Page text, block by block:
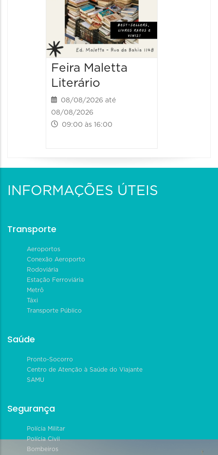
Feira Maletta
Literário
08/08/2026 até
08/08/2026
09:00 às 16:00
INFORMAÇÕES ÚTEIS
Transporte
Aeroportos
Conexão Aeroporto
Rodoviária
Estação Ferroviária
Metrô
Táxi
Transporte Público
Saúde
Pronto-Socorro
Centro de Atenção à Saúde do Viajante
SAMU
Segurança
Polícia Militar
Polícia Civil
Bombeiros